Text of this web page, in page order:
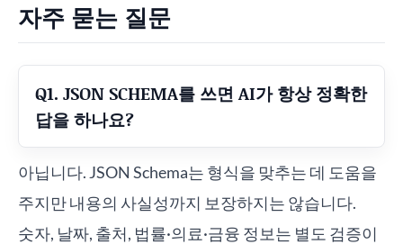
자주 묻는 질문
Q1. JSON SCHEMA를 쓰면 AI가 항상 정확한
답을 하나요?
아닙니다. JSON Schema는 형식을 맞추는 데 도움을
주지만 내용의 사실성까지 보장하지는 않습니다.
숫자, 날짜, 출처, 법률·의료·금융 정보는 별도 검증이